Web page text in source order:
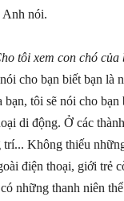
Anh nói.
tôi xem con chó
cho bạn biết bạn
tôi sẽ nói cho
di động. Ở các
Không thiếu
điện thoại, giới trẻ
những thanh niên